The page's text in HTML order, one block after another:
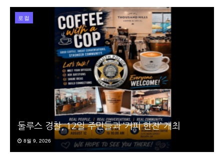
로컬
둘루스 경찰, 12일 주민들과 ‘커피 한잔’ 개최
8월 9, 2026